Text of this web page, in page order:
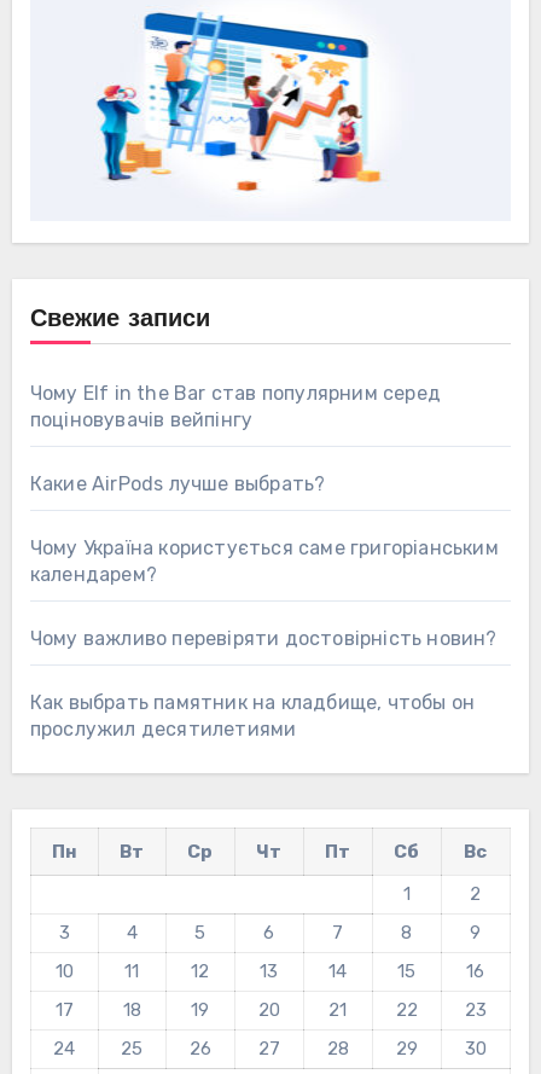
Свежие записи
Чому Elf in the Bar став популярним серед
поціновувачів вейпінгу
Какие AirPods лучше выбрать?
Чому Україна користується саме григоріанським
календарем?
Чому важливо перевіряти достовірність новин?
Как выбрать памятник на кладбище, чтобы он
прослужил десятилетиями
Пн Вт Ср Чт Пт Сб
Вс
1
2
3
4 5 6 7 8
9
10
11 12 13 14 15
16
17
18 19 20 21 22
23
24
25 26 27 28 29
30